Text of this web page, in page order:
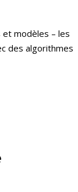
et modèles – les
des algorithmes